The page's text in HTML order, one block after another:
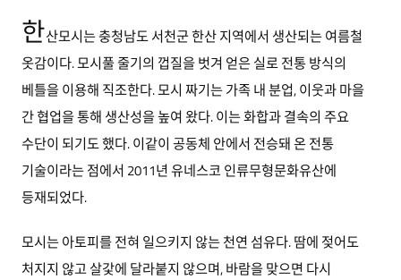
한산모시는 충청남도 서천군 한산 지역에서 생산되는 여름철
옷감이다. 모시풀 줄기의 껍질을 벗겨 얻은 실로 전통 방식의
베틀을 이용해 직조한다. 모시 짜기는 가족 내 분업, 이웃과 마을
간 협업을 통해 생산성을 높여 왔다. 이는 화합과 결속의 주요
수단이 되기도 했다. 이같이 공동체 안에서 전승돼 온 전통
기술이라는 점에서 2011년 유네스코 인류무형문화유산에
등재되었다.
모시는 아토피를 전혀 일으키지 않는 천연 섬유다. 땀에 젖어도
처지지 않고 살갗에 달라붙지 않으며, 바람을 맞으면 다시